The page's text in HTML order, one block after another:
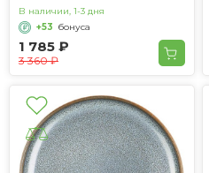
1 785 ₽
3 360 ₽
В наличии, 1-3 дня
+53 бонуса